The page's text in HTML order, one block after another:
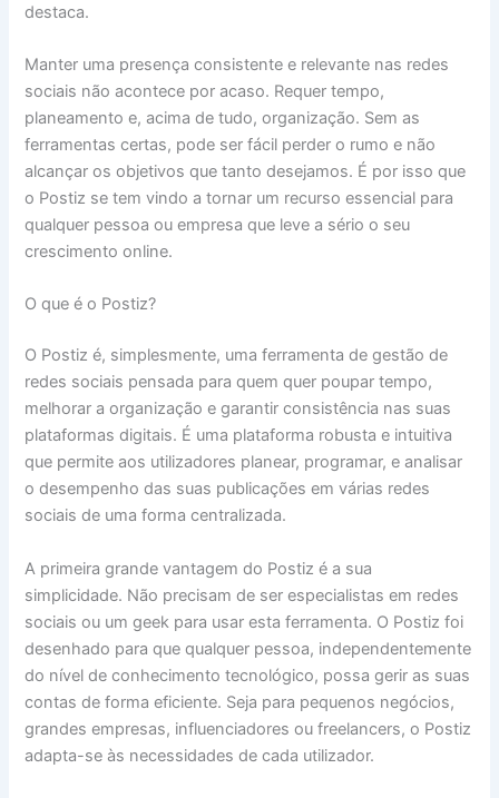
destaca.
Manter uma presença consistente e relevante nas redes
sociais não acontece por acaso. Requer tempo,
planeamento e, acima de tudo, organização. Sem as
ferramentas certas, pode ser fácil perder o rumo e não
alcançar os objetivos que tanto desejamos. É por isso que
o Postiz se tem vindo a tornar um recurso essencial para
qualquer pessoa ou empresa que leve a sério o seu
crescimento online.
O que é o Postiz?
O Postiz é, simplesmente, uma ferramenta de gestão de
redes sociais pensada para quem quer poupar tempo,
melhorar a organização e garantir consistência nas suas
plataformas digitais. É uma plataforma robusta e intuitiva
que permite aos utilizadores planear, programar, e analisar
o desempenho das suas publicações em várias redes
sociais de uma forma centralizada.
A primeira grande vantagem do Postiz é a sua
simplicidade. Não precisam de ser especialistas em redes
sociais ou um geek para usar esta ferramenta. O Postiz foi
desenhado para que qualquer pessoa, independentemente
do nível de conhecimento tecnológico, possa gerir as suas
contas de forma eficiente. Seja para pequenos negócios,
grandes empresas, influenciadores ou freelancers, o Postiz
adapta-se às necessidades de cada utilizador.